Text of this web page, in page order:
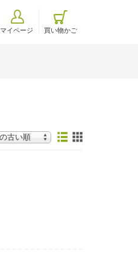
マイページ 買い物かご